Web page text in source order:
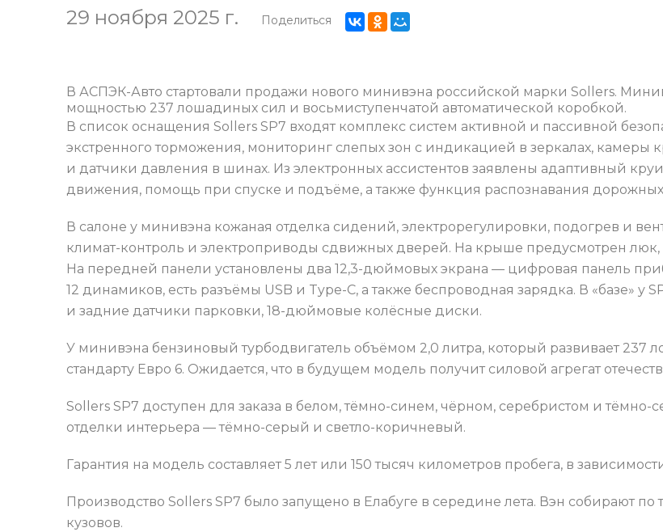
29 ноября 2025 г. Поделиться
В АСПЭК-Авто стартовали продажи нового минивэна российской марки Sollers.
мощностью 237 лошадиных сил и восьмиступенчатой автоматической коробкой.
В список оснащения Sollers SP7 входят комплекс систем активной и пассивной
экстренного торможения, мониторинг слепых зон с индикацией в зеркалах, камеры
и датчики давления в шинах. Из электронных ассистентов заявлены адаптивный
движения, помощь при спуске и подъёме, а также функция распознавания дорожных
В салоне у минивэна кожаная отделка сидений, электрорегулировки, подогрев и
климат-контроль и электроприводы сдвижных дверей. На крыше предусмотрен люк,
На передней панели установлены два 12,3-дюймовых экрана — цифровая панель
12 динамиков, есть разъёмы USB и Type-C, а также беспроводная зарядка. В «базе» у
и задние датчики парковки, 18-дюймовые колёсные диски.
У минивэна бензиновый турбодвигатель объёмом 2,0 литра, который развивает 237
стандарту Евро 6. Ожидается, что в будущем модель получит силовой агрегат
Sollers SP7 доступен для заказа в белом, тёмно-синем, чёрном, серебристом и
отделки интерьера — тёмно-серый и светло-коричневый.
Гарантия на модель составляет 5 лет или 150 тысяч километров пробега, в
Производство Sollers SP7 было запущено в Елабуге в середине лета. Вэн собирают
кузовов.